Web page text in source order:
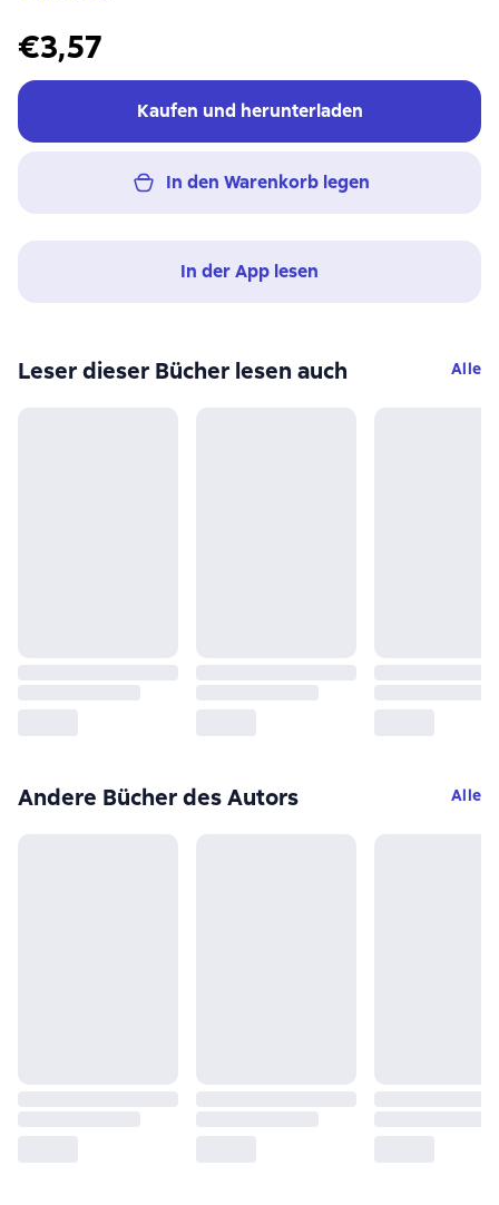
€3,57
Kaufen und herunterladen
In den Warenkorb legen
In der App lesen
Leser dieser Bücher lesen auch Alle
Andere Bücher des Autors Alle